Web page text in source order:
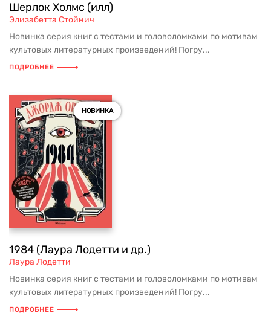
Шерлок Холмс (илл)
Элизабетта Стойнич
Новинка серия книг с тестами и головоломками по мотивам
культовых литературных произведений! Погру...
ПОДРОБНЕЕ
НОВИНКА
1984 (Лаура Лодетти и др.)
Лаура Лодетти
Новинка серия книг с тестами и головоломками по мотивам
культовых литературных произведений! Погру...
ПОДРОБНЕЕ